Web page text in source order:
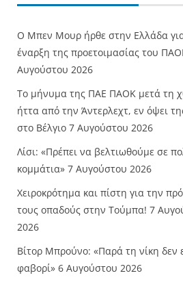
O Mπεν Μουρ ήρθε στην Ελλάδα
έναρξη της προετοιμασίας του
Αυγούστου 2026
Το μήνυμα της ΠΑΕ ΠΑΟΚ μετά τη
ήττα από την Άντερλεχτ, εν όψει
στο Βέλγιο 7 Αυγούστου 2026
Λίσι: «Πρέπει να βελτιωθούμε σε
κομμάτια» 7 Αυγούστου 2026
Χειροκρότημα και πίστη για την
τους οπαδούς στην Τούμπα! 7
2026
Βίτορ Μπρούνο: «Παρά τη νίκη δεν
φαβορί» 6 Αυγούστου 2026